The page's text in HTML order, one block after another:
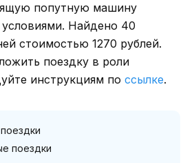
попутную машину
Найдено 40
стоимостью 1270 рублей.
поездку в роли
инструкциям по ссылке.
поездки